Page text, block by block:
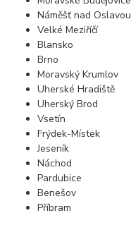
Náměšť nad Oslavou
Velké Meziříčí
Blansko
Brno
Moravský Krumlov
Uherské Hradiště
Uherský Brod
Vsetín
Frýdek-Místek
Jeseník
Náchod
Pardubice
Benešov
Příbram